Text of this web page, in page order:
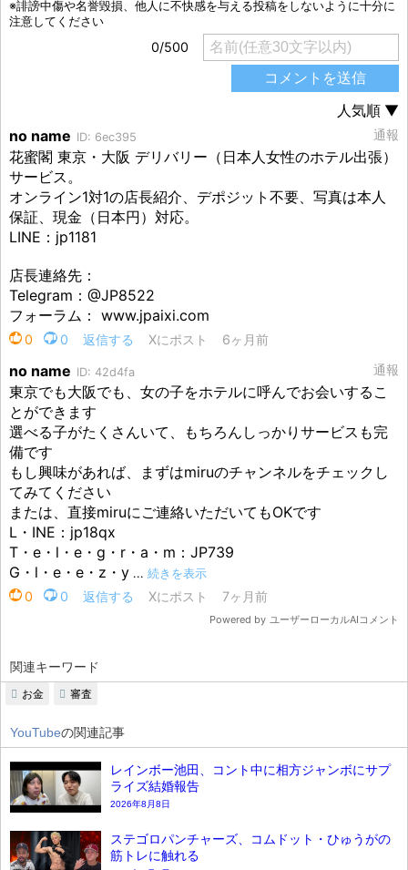
関連キーワード
お金 審査
YouTubeの関連記事
レインボー池田、コント中に相方ジャンボにサプ
ライズ結婚報告
2026年8月8日
ステゴロパンチャーズ、コムドット・ひゅうがの
筋トレに触れる